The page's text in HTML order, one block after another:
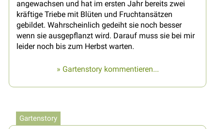
angewachsen und hat im ersten Jahr bereits zwei
kräftige Triebe mit Blüten und Fruchtansätzen
gebildet. Wahrscheinlich gedeiht sie noch besser
wenn sie ausgepflanzt wird. Darauf muss sie bei mir
leider noch bis zum Herbst warten.
» Gartenstory kommentieren...
Gartenstory